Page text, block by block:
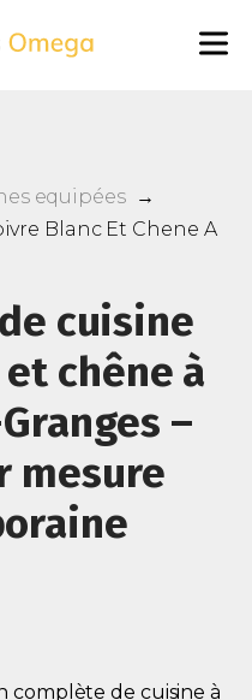
equipées →
Blanc Et Chene A
cuisine
chêne à
–
mesure
complète de cuisine à